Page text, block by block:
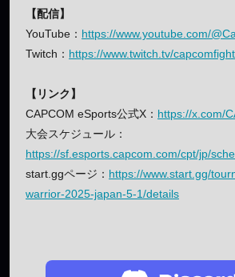
【配信】
YouTube： https://www.youtube.com/
Twitch： https://www.twitch.tv/
【リンク】
CAPCOM eSports公式X： https://x.com/
大会スケジュール：
https://sf.esports.capcom.com/cpt/jp/
start.ggページ： https://www.start.gg/
warrior-2025-japan-5-1/details